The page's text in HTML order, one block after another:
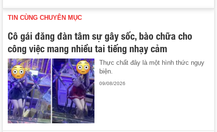
TIN CÙNG CHUYÊN MỤC
Cô gái đăng đàn tâm sự gây sốc, bào chữa cho
công việc mang nhiều tai tiếng nhạy cảm
Thực chất đây là một hình thức ngụy
biện.
09/08/2026